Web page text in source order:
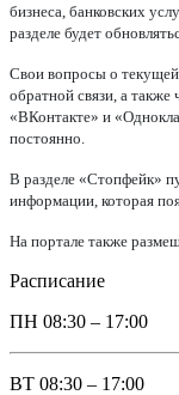
бизнеса, банковских
разделе будет
Свои вопросы о
обратной связи, а также
«ВКонтакте» и
постоянно.
В разделе «Стопфейк»
информации, которая
На портале также
Расписание
ПН 08:30 – 17:00
ВТ 08:30 – 17:00